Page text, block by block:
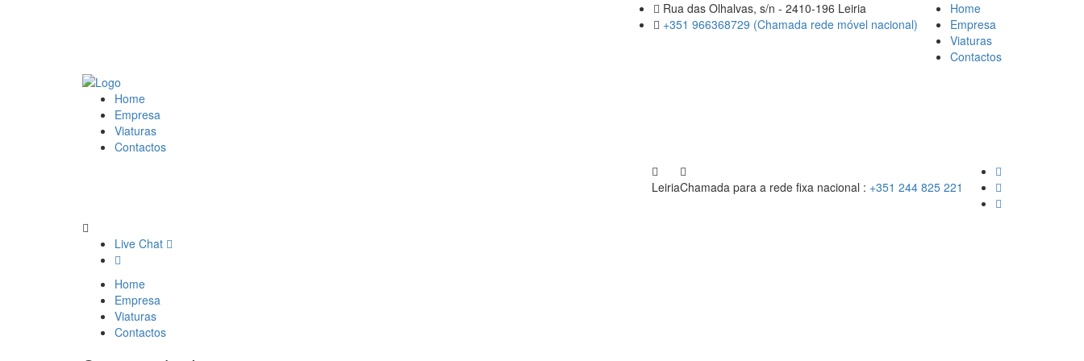
Home
Empresa
Viaturas
Contactos
Rua das Olhalvas, s/n - 2410-196 Leiria
+351 966368729 (Chamada rede móvel nacional)
Home
Empresa
Viaturas
Contactos
Chamada para a rede fixa nacional : +351 244 825 221
Leiria
Live Chat
Home
Empresa
Viaturas
Contactos